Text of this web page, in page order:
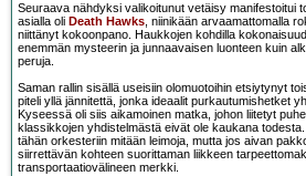
Seuraava nähdyksi valikoitunut vetäisy manifestoitui
asialla oli Death Hawks, niinikään arvaamattomalla
niittänyt kokoonpano. Haukkojen kohdilla
enemmän mysteerin ja junnaavaisen luonteen kuin
peruja.
Saman rallin sisällä useisiin olomuotoihin etsiytynyt
piteli yllä jännitettä, jonka ideaalit purkautumishetket
Kyseessä oli siis aikamoinen matka, johon liitetyt
klassikkojen yhdistelmästä eivät ole kaukana
tähän orkesteriin mitään leimoja, mutta jos aivan
siirrettävän kohteen suorittaman liikkeen
transportaatiovälineen merkki.